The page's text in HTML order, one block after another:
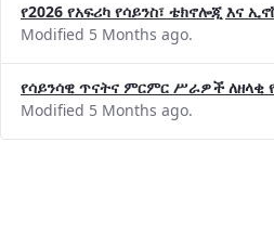
የ2026 የአፍሪካ የሳይንስ፣ ቴክኖሎጂ እና
Modified 5 Months ago.
የሳይንሳዊ ጥናትና ምርምር ሥራዎች
Modified 5 Months ago.